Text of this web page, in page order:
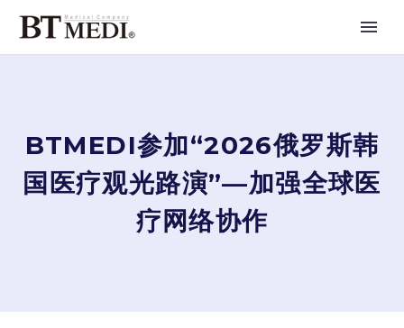
BTMEDI参加“2026俄罗斯韩
国医疗观光路演”—加强全球医
疗网络协作